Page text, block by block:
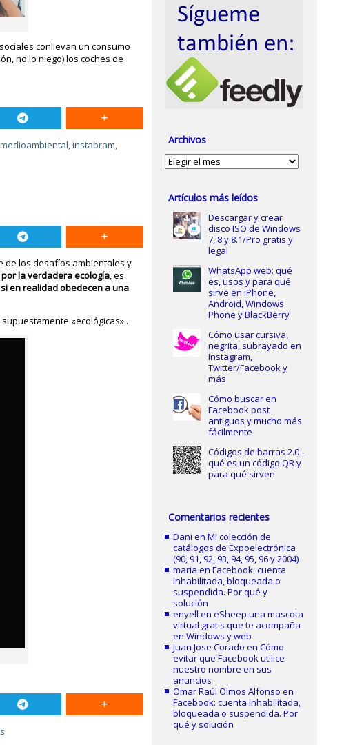
conllevan un consumo
no lo niego) los coches de
,instabram,
de los desafíos ambientales y
la verdadera ecología, es
en realidad obedecen a una
«ecológicas» .
Archivos
Archivos
Artículos más leídos
Descargar y crear
disco ISO de Windows
7, 8 y 8.1/Pro gratis y
legal
WhatsApp web: qué
es, usos y para qué
sirve en iPhone,
Android, Windows
Phone y BlackBerry
Cómo usar cursiva,
negrita, subrayado en
Instagram,
Twitter/Facebook y
más
Cómo buscar en
Facebook post
antiguos y mucho más
fácilmente
Códigos de barras 2.0 -
qué es un código QR y
para qué sirven
Comentarios recientes
Dani enMi colección de
catálogos de Expoelectrónica
(90, 91, 92, 93, 94, 95, 96 y 2004)
maria enFacebook: cuenta
inhabilitada, bloqueada o
suspendida. Por qué y
solución
enyell eneSheep una mascota
virtual gratis que te acompaña
en Windows y web
Juan Jose Corado enCómo
evitar que Facebook utilice
nuestro nombre en sus
anuncios
Omar Raúl Olmos Alfonso en
Facebook: cuenta inhabilitada,
bloqueada o suspendida. Por
qué y solución